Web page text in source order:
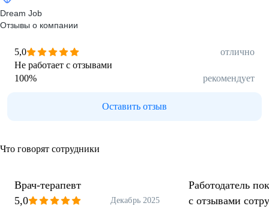
Dream Job
Отзывы о компании
5,0
отлично
Не работает с отзывами
100% рекомендует
Оставить отзыв
Что говорят сотрудники
Врач-терапевт
5,0
Декабрь 2025
Работодатель
с отзывами